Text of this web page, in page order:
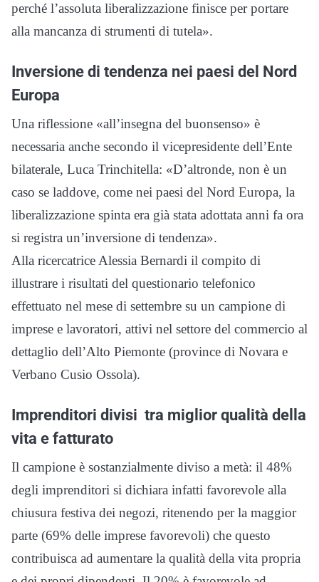
perché l’assoluta liberalizzazione finisce per portare
alla mancanza di strumenti di tutela».
Inversione di tendenza nei paesi del Nord
Europa
Una riflessione «all’insegna del buonsenso» è
necessaria anche secondo il vicepresidente dell’Ente
bilaterale, Luca Trinchitella: «D’altronde, non è un
caso se laddove, come nei paesi del Nord Europa, la
liberalizzazione spinta era già stata adottata anni fa ora
si registra un’inversione di tendenza».
Alla ricercatrice Alessia Bernardi il compito di
illustrare i risultati del questionario telefonico
effettuato nel mese di settembre su un campione di
imprese e lavoratori, attivi nel settore del commercio al
dettaglio dell’Alto Piemonte (province di Novara e
Verbano Cusio Ossola).
Imprenditori divisi tra miglior qualità della
vita e fatturato
Il campione è sostanzialmente diviso a metà: il 48%
degli imprenditori si dichiara infatti favorevole alla
chiusura festiva dei negozi, ritenendo per la maggior
parte (69% delle imprese favorevoli) che questo
contribuisca ad aumentare la qualità della vita propria